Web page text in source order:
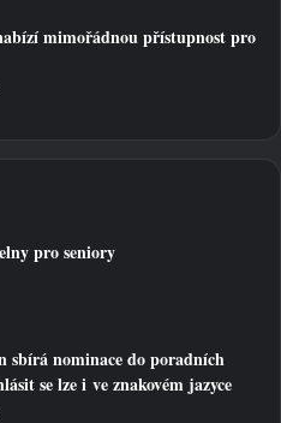
mimořádnou přístupnost pro
pro seniory
sbírá nominace do poradních
se lze i ve znakovém jazyce